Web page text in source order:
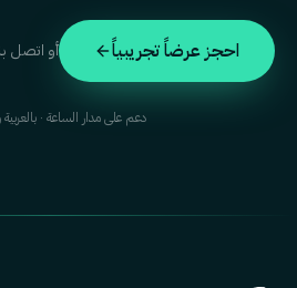
احجز عرضاً تجريبياً أو اتصل
دعم على مدار الساعة · بالعربية